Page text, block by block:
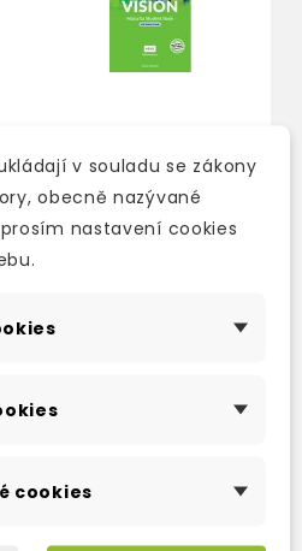
LIFE VISION
ELEMENTARY
expedujeme)
v souladu se zákony
obecně nazývané
nastavení cookies
cookies